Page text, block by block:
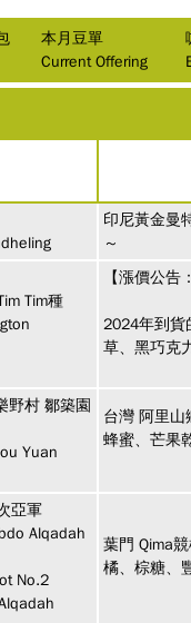
本月豆單
Current Offering
印尼黃金曼
～
Tim種
【漲價公
2024年到貨
草、黑巧克
野村 鄒築園
Yuan
台灣 阿里
蜂蜜、芒果
亞軍
Alqadah
No.2
葉門 Qima
橘、棕糖、